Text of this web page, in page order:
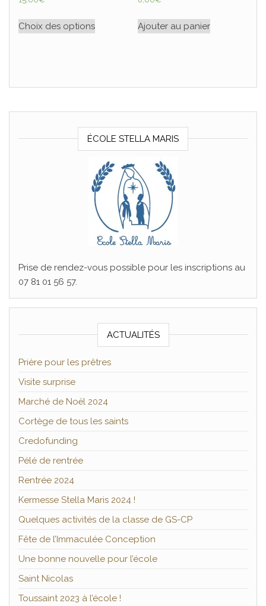
Choix des options Ajouter au panier
ÉCOLE STELLA MARIS
Prise de rendez-vous possible pour les inscriptions au
07 81 01 56 57.
ACTUALITÉS
Prière pour les prêtres
Visite surprise
Marché de Noël 2024
Cortège de tous les saints
Credofunding
Pélé de rentrée
Rentrée 2024
Kermesse Stella Maris 2024 !
Quelques activités de la classe de GS-CP
Fête de l’Immaculée Conception
Une bonne nouvelle pour l’école
Saint Nicolas
Toussaint 2023 à l’école !